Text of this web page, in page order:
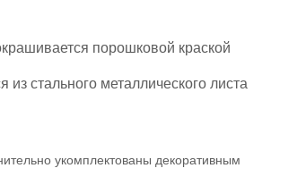
порошковой краской
стального металлического листа
укомплектованы декоративным